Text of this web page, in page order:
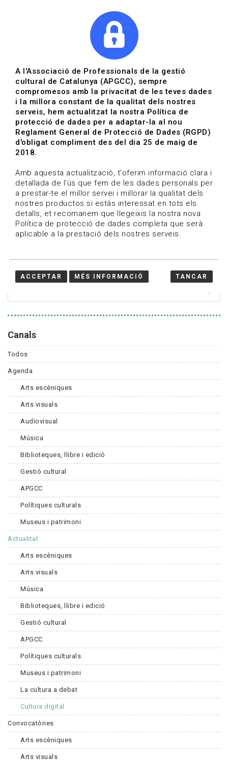
Actualitza't
Vols estar al dia?
HOME / BLOG
Estigues al dia
Convocatòries, activitats i notícies del sector de la
cultura.
Canals
Todos
Agenda
Arts escèniques
Arts visuals
Audiovisual
Música
Biblioteques, llibre i edició
Gestió cultural
APGCC
Polítiques culturals
Museus i patrimoni
Actualitat
Arts escèniques
Arts visuals
Música
Biblioteques, llibre i edició
Gestió cultural
APGCC
Polítiques culturals
Museus i patrimoni
La cultura a debat
Cultura digital
Convocatòries
Arts escèniques
Arts visuals
A l'Associació de Professionals de la gestió
cultural de Catalunya (APGCC), sempre
compromesos amb la privacitat de les teves dades
i la millora constant de la qualitat dels nostres
serveis, hem actualitzat la nostra Política de
protecció de dades per a adaptar-la al nou
Reglament General de Protecció de Dades (RGPD)
d'obligat compliment des del dia 25 de maig de
2018.
Amb aquesta actualització, t'oferim informació clara i
detallada de l'ús que fem de les dades personals per
a prestar-te el millor servei i millorar la qualitat dels
nostres productos.si estàs interessat en tots els
detalls, et recomanem que llegeixis la nostra nova
Política de protecció de dades completa que serà
aplicable a la prestació dels nostres serveis.
ACCEPTAR MÉS INFORMACIÓ TANCAR